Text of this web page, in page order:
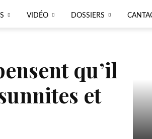
Ce
VIDÉO DOSSIERS
qu’il
et